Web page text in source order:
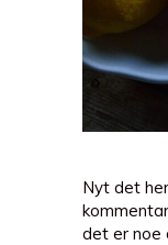
Nyt det
det er noe